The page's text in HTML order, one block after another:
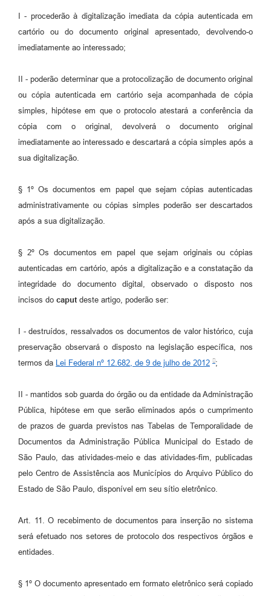
I - procederão à digitalização imediata da cópia autenticada em
cartório ou do documento original apresentado, devolvendo-o
imediatamente ao interessado;
II - poderão determinar que a protocolização de documento original
ou cópia autenticada em cartório seja acompanhada de cópia
simples, hipótese em que o protocolo atestará a conferência da
cópia com o original, devolverá o documento original
imediatamente ao interessado e descartará a cópia simples após a
sua digitalização.
§ 1º Os documentos em papel que sejam cópias autenticadas
administrativamente ou cópias simples poderão ser descartados
após a sua digitalização.
§ 2º Os documentos em papel que sejam originais ou cópias
autenticadas em cartório, após a digitalização e a constatação da
integridade do documento digital, observado o disposto nos
incisos do caput deste artigo, poderão ser:
I - destruídos, ressalvados os documentos de valor histórico, cuja
preservação observará o disposto na legislação específica, nos
termos da Lei Federal nº 12.682, de 9 de julho de 2012 ;
II - mantidos sob guarda do órgão ou da entidade da Administração
Pública, hipótese em que serão eliminados após o cumprimento
de prazos de guarda previstos nas Tabelas de Temporalidade de
Documentos da Administração Pública Municipal do Estado de
São Paulo, das atividades-meio e das atividades-fim, publicadas
pelo Centro de Assistência aos Municípios do Arquivo Público do
Estado de São Paulo, disponível em seu sítio eletrônico.
Art. 11. O recebimento de documentos para inserção no sistema
será efetuado nos setores de protocolo dos respectivos órgãos e
entidades.
§ 1º O documento apresentado em formato eletrônico será copiado